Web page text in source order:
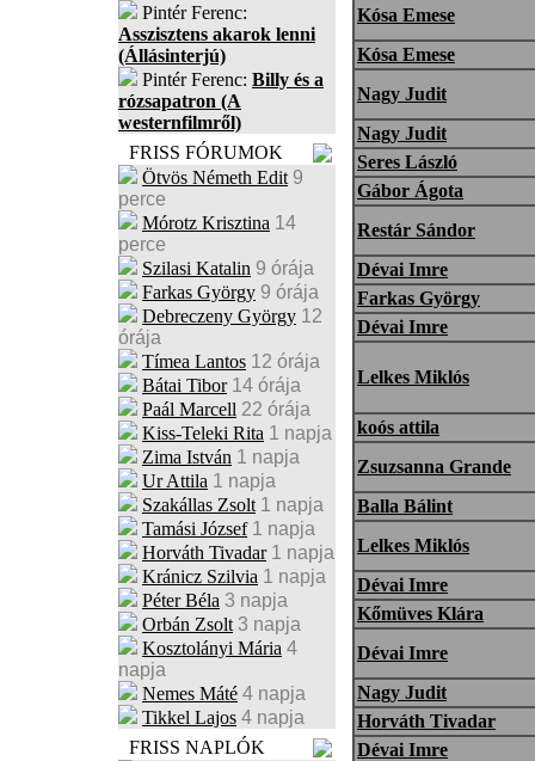
Pintér Ferenc:
Asszisztens akarok lenni
(Állásinterjú)
Pintér Ferenc: Billy és a
rózsapatron (A
westernfilmről)
FRISS FÓRUMOK
Ötvös Németh Edit 9
perce
Mórotz Krisztina 14
perce
Szilasi Katalin 9 órája
Farkas György 9 órája
Debreczeny György 12
órája
Tímea Lantos 12 órája
Bátai Tibor 14 órája
Paál Marcell 22 órája
Kiss-Teleki Rita 1 napja
Zima István 1 napja
Ur Attila 1 napja
Szakállas Zsolt 1 napja
Tamási József 1 napja
Horváth Tivadar 1 napja
Kránicz Szilvia 1 napja
Péter Béla 3 napja
Orbán Zsolt 3 napja
Kosztolányi Mária 4
napja
Nemes Máté 4 napja
Tikkel Lajos 4 napja
FRISS NAPLÓK
Kósa Emese
Kósa Emese
Nagy Judit
Nagy Judit
Seres László
Gábor Ágota
Restár Sándor
Dévai Imre
Farkas György
Dévai Imre
Lelkes Miklós
koós attila
Zsuzsanna Grande
Balla Bálint
Lelkes Miklós
Dévai Imre
Kőmüves Klára
Dévai Imre
Nagy Judit
Horváth Tivadar
Dévai Imre